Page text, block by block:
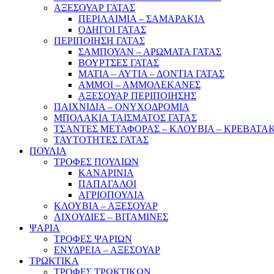
ΑΞΕΣΟΥΑΡ ΓΑΤΑΣ
ΠΕΡΙΛΑΙΜΙΑ – ΣΑΜΑΡΑΚΙΑ
ΟΔΗΓΟΙ ΓΑΤΑΣ
ΠΕΡΙΠΟΙΗΣΗ ΓΑΤΑΣ
ΣΑΜΠΟΥΑΝ – ΑΡΩΜΑΤΑ ΓΑΤΑΣ
ΒΟΥΡΤΣΕΣ ΓΑΤΑΣ
ΜΑΤΙΑ – ΑΥΤΙΑ – ΔΟΝΤΙΑ ΓΑΤΑΣ
ΑΜΜΟΙ – ΑΜΜΟΛΕΚΑΝΕΣ
ΑΞΕΣΟΥΑΡ ΠΕΡΙΠΟΙΗΣΗΣ
ΠΑΙΧΝΙΔΙΑ – ΟΝΥΧΟΔΡΟΜΙΑ
ΜΠΟΛΑΚΙΑ ΤΑΙΣΜΑΤΟΣ ΓΑΤΑΣ
ΤΣΑΝΤΕΣ ΜΕΤΑΦΟΡΑΣ – ΚΛΟΥΒΙΑ –
ΤΑΥΤΟΤΗΤΕΣ ΓΑΤΑΣ
ΠΟΥΛΙΑ
ΤΡΟΦΕΣ ΠΟΥΛΙΩΝ
ΚΑΝΑΡΙΝΙΑ
ΠΑΠΑΓΑΛΟΙ
ΑΓΡΙΟΠΟΥΛΙΑ
ΚΛΟΥΒΙΑ – ΑΞΕΣΟΥΑΡ
ΛΙΧΟΥΔΙΕΣ – ΒΙΤΑΜΙΝΕΣ
ΨΑΡΙΑ
ΤΡΟΦΕΣ ΨΑΡΙΩΝ
ΕΝΥΔΡΕΙΑ – ΑΞΕΣΟΥΑΡ
ΤΡΩΚΤΙΚΑ
ΤΡΟΦΕΣ ΤΡΩΚΤΙΚΩΝ